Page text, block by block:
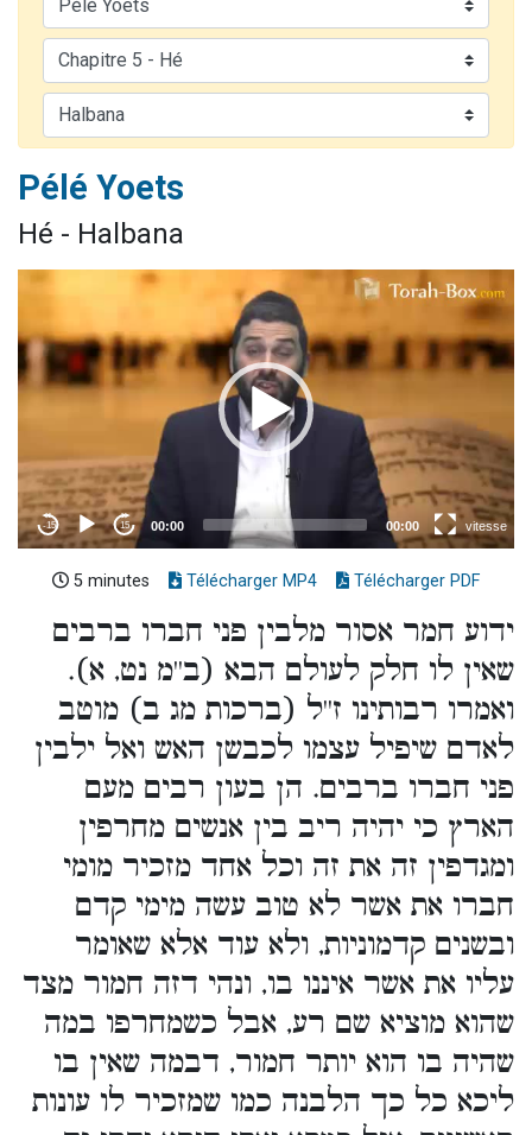
Eva vient de donner son Maasser
4 personnes viennent de nous rejoindre sur WhatsApp
Pélé Yoets
Hé - Halbana
5 minutes Télécharger MP4 Télécharger PDF
ידוע חמר אסור מלבין פני חברו ברבים
שאין לו חלק לעולם הבא (ב''מ נט, א).
ואמרו רבותינו ז''ל (ברכות מג ב) מוטב
לאדם שיפיל עצמו לכבשן האש ואל ילבין
פני חברו ברבים. הן בעון רבים מעם
הארץ כי יהיה ריב בין אנשים מחרפין
ומגדפין זה את זה וכל אחד מזכיר מומי
חברו את אשר לא טוב עשה מימי קדם
ובשנים קדמוניות, ולא עוד אלא שאומר
עליו את אשר איננו בו, ונהי דזה חמור מצד
שהוא מוציא שם רע, אבל כשמחרפו במה
שהיה בו הוא יותר חמור, דבמה שאין בו
ליכא כל כך הלבנה כמו שמזכיר לו עונות